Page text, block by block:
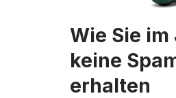
Wie Sie
keine
erhalten